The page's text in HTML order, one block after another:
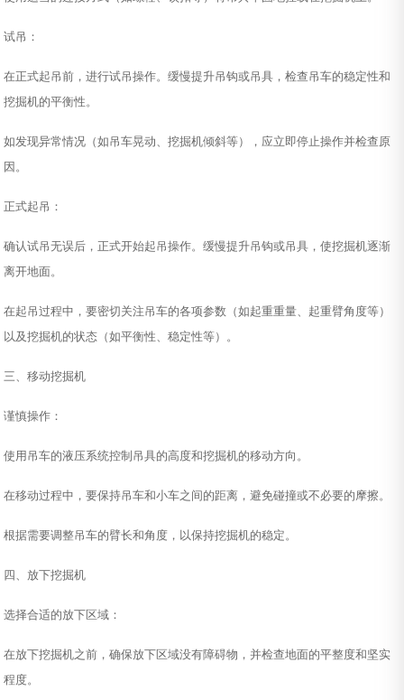
试吊：
在正式起吊前，进行试吊操作。缓慢提升吊钩或吊具，检查吊车的稳定性和
挖掘机的平衡性。
如发现异常情况（如吊车晃动、挖掘机倾斜等），应立即停止操作并检查原
因。
正式起吊：
确认试吊无误后，正式开始起吊操作。缓慢提升吊钩或吊具，使挖掘机逐渐
离开地面。
在起吊过程中，要密切关注吊车的各项参数（如起重重量、起重臂角度等）
以及挖掘机的状态（如平衡性、稳定性等）。
三、移动挖掘机
谨慎操作：
使用吊车的液压系统控制吊具的高度和挖掘机的移动方向。
在移动过程中，要保持吊车和小车之间的距离，避免碰撞或不必要的摩擦。
根据需要调整吊车的臂长和角度，以保持挖掘机的稳定。
四、放下挖掘机
选择合适的放下区域：
在放下挖掘机之前，确保放下区域没有障碍物，并检查地面的平整度和坚实
程度。